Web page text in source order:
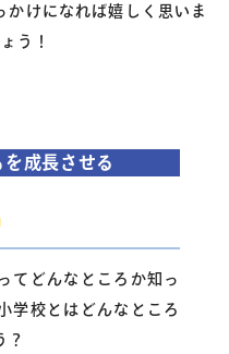
かけになれば嬉しく思いま
う！
成長させる
てどんなところか知っ
学校とはどんなところ
？